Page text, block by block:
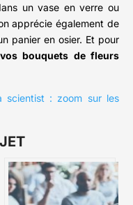
un vase en verre ou
apprécie également de
panier en osier. Et pour
bouquets de fleurs
scientist : zoom sur les